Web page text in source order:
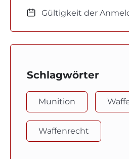
Gültigkeit der
Schlagwörter
Munition
Waffenrecht